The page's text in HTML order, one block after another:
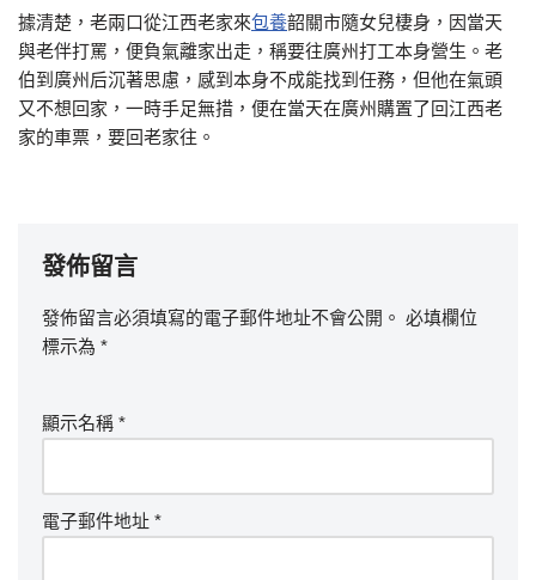
據清楚，老兩口從江西老家來包養韶關市隨女兒棲身，因當天
與老伴打罵，便負氣離家出走，稱要往廣州打工本身營生。老
伯到廣州后沉著思慮，感到本身不成能找到任務，但他在氣頭
又不想回家，一時手足無措，便在當天在廣州購置了回江西老
家的車票，要回老家往。
發佈留言
發佈留言必須填寫的電子郵件地址不會公開。 必填欄位
標示為 *
顯示名稱 *
電子郵件地址 *